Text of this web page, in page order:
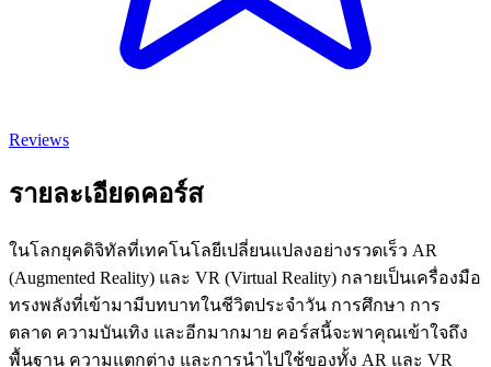
Reviews
รายละเอียดคอร์ส
ในโลกยุคดิจิทัลที่เทคโนโลยีเปลี่ยนแปลงอย่างรวดเร็ว AR
(Augmented Reality) และ VR (Virtual Reality) กลายเป็นเครื่องมือ
ทรงพลังที่เข้ามามีบทบาทในชีวิตประจำวัน การศึกษา การ
ตลาด ความบันเทิง และอีกมากมาย คอร์สนี้จะพาคุณเข้าใจถึง
พื้นฐาน ความแตกต่าง และการนำไปใช้ของทั้ง AR และ VR